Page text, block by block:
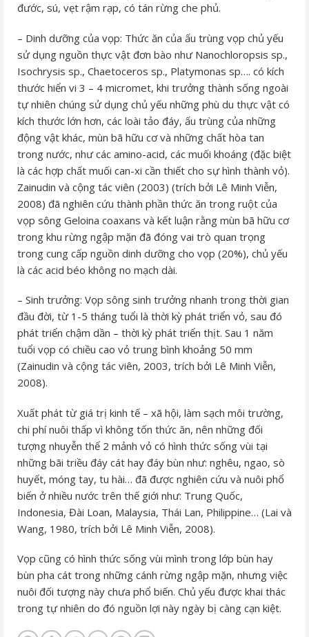
đước, sú, vẹt rậm rạp, có tán rừng che phủ.
– Dinh dưỡng của vọp: Thức ăn của ấu trùng vọp chủ yếu
sử dụng nguồn thực vật đơn bào như Nanochloropsis sp.,
Isochrysis sp., Chaetoceros sp., Platymonas sp…. có kích
thước hiển vi 3 – 4 micromet, khi trưởng thành sống ngoài
tự nhiên chúng sử dụng chủ yếu những phù du thực vật có
kích thước lớn hơn, các loài tảo đáy, ấu trùng của những
động vật khác, mùn bã hữu cơ và những chất hòa tan
trong nước, như các amino-acid, các muối khoáng (đặc biệt
là các hợp chất muối can-xi cần thiết cho sự hình thành vỏ).
Zainudin và cộng tác viên (2003) (trích bởi Lê Minh Viễn,
2008) đã nghiên cứu thành phần thức ăn trong ruột của
vọp sông Geloina coaxans và kết luận rằng mùn bã hữu cơ
trong khu rừng ngập mặn đã đóng vai trò quan trọng
trong cung cấp nguồn dinh dưỡng cho vọp (20%), chủ yếu
là các acid béo không no mạch dài.
– Sinh trưởng: Vọp sông sinh trưởng nhanh trong thời gian
đầu đời, từ 1-5 tháng tuổi là thời kỳ phát triển vỏ, sau đó
phát triển chậm dần – thời kỳ phát triển thịt. Sau 1 năm
tuổi vọp có chiều cao vỏ trung bình khoảng 50 mm
(Zainudin và cộng tác viên, 2003, trích bởi Lê Minh Viễn,
2008).
Xuất phát từ giá trị kinh tế – xã hội, làm sạch môi trường,
chi phí nuôi thấp vì không tốn thức ăn, nên những đối
tượng nhuyễn thể 2 mảnh vỏ có hình thức sống vùi tại
những bãi triều đáy cát hay đáy bùn như: nghêu, ngao, sò
huyết, móng tay, tu hài… đã được nghiên cứu và nuôi phổ
biến ở nhiều nước trên thế giới như: Trung Quốc,
Indonesia, Đài Loan, Malaysia, Thái Lan, Philippine… (Lai và
Wang, 1980, trích bởi Lê Minh Viễn, 2008).
Vọp cũng có hình thức sống vùi mình trong lớp bùn hay
bùn pha cát trong những cánh rừng ngập mặn, nhưng việc
nuôi đối tượng này chưa phổ biến. Chủ yếu được khai thác
trong tự nhiên do đó nguồn lợi này ngày bị càng cạn kiệt.